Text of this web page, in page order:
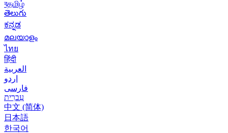
বதமிழ்
తెలుగు
ಕನ್ನಡ
മലയാളം
ไทย
हिंदी
العربية
اردو
فارسی
עִברִית
中文 (简体)
日本語
한국어